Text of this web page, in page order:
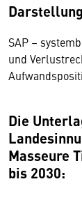
SAP –
und
Die
Masseure
bis 2030: